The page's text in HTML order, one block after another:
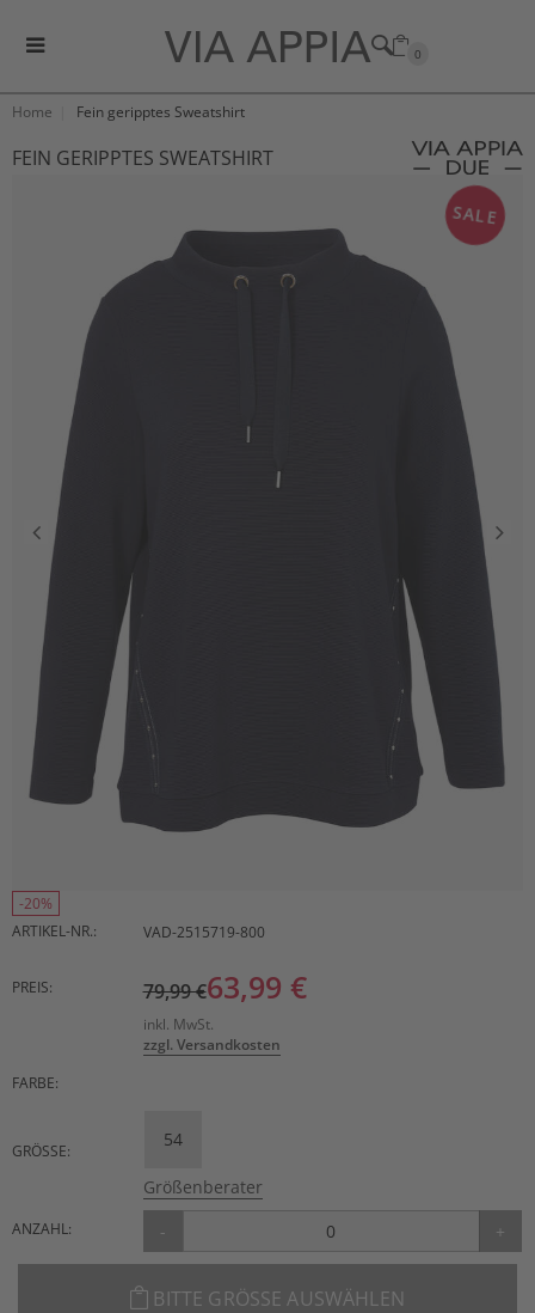
0
Home Fein geripptes Sweatshirt
FEIN GERIPPTES SWEATSHIRT
SALE
-20%
ARTIKEL-NR.:
VAD-2515719-800
PREIS: 79,99 €63,99 €
inkl. MwSt.
zzgl. Versandkosten
FARBE:
GRÖSSE:
54
Größenberater
ANZAHL: - +
BITTE GRÖSSE AUSWÄHLEN